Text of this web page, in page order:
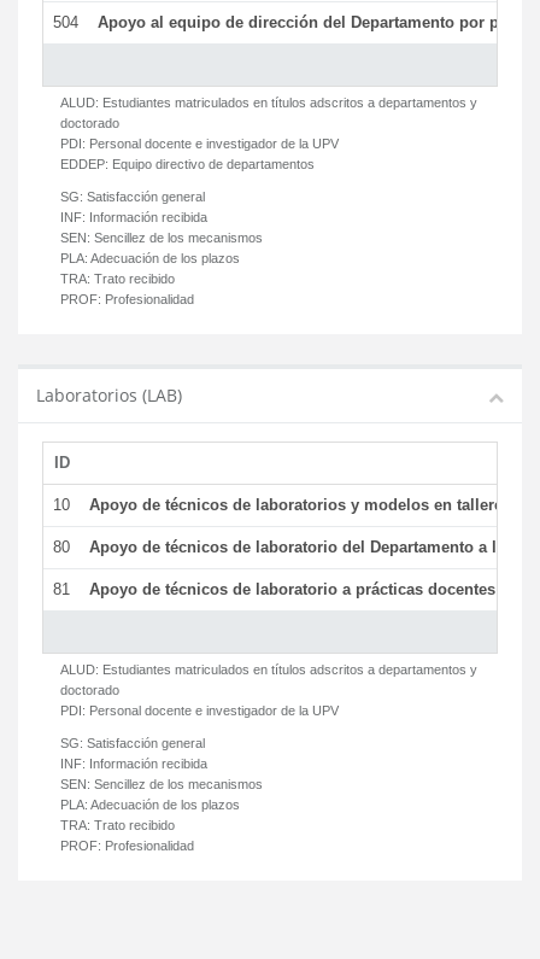
504 Apoyo al equipo de dirección del Departamento por parte
ALUD: Estudiantes matriculados en títulos adscritos a departamentos y
doctorado
PDI: Personal docente e investigador de la UPV
EDDEP: Equipo directivo de departamentos
SG: Satisfacción general
INF: Información recibida
SEN: Sencillez de los mecanismos
PLA: Adecuación de los plazos
TRA: Trato recibido
PROF: Profesionalidad
Laboratorios (LAB)
ID
10 Apoyo de técnicos de laboratorios y modelos en talleres/
80 Apoyo de técnicos de laboratorio del Departamento a la
81 Apoyo de técnicos de laboratorio a prácticas docentes y
ALUD: Estudiantes matriculados en títulos adscritos a departamentos y
doctorado
PDI: Personal docente e investigador de la UPV
SG: Satisfacción general
INF: Información recibida
SEN: Sencillez de los mecanismos
PLA: Adecuación de los plazos
TRA: Trato recibido
PROF: Profesionalidad